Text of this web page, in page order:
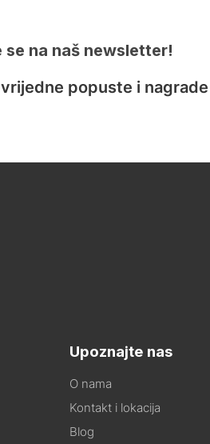
se na naš newsletter!
vrijedne popuste i nagrade
Upoznajte nas
O nama
Kontakt i lokacija
Blog